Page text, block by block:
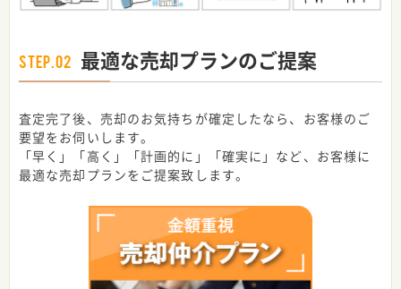
STEP.02 最適な売却プランのご提案
査定完了後、売却のお気持ちが確定したなら、お客様のご
要望をお伺いします。
「早く」「高く」「計画的に」「確実に」など、お客様に
最適な売却プランをご提案致します。